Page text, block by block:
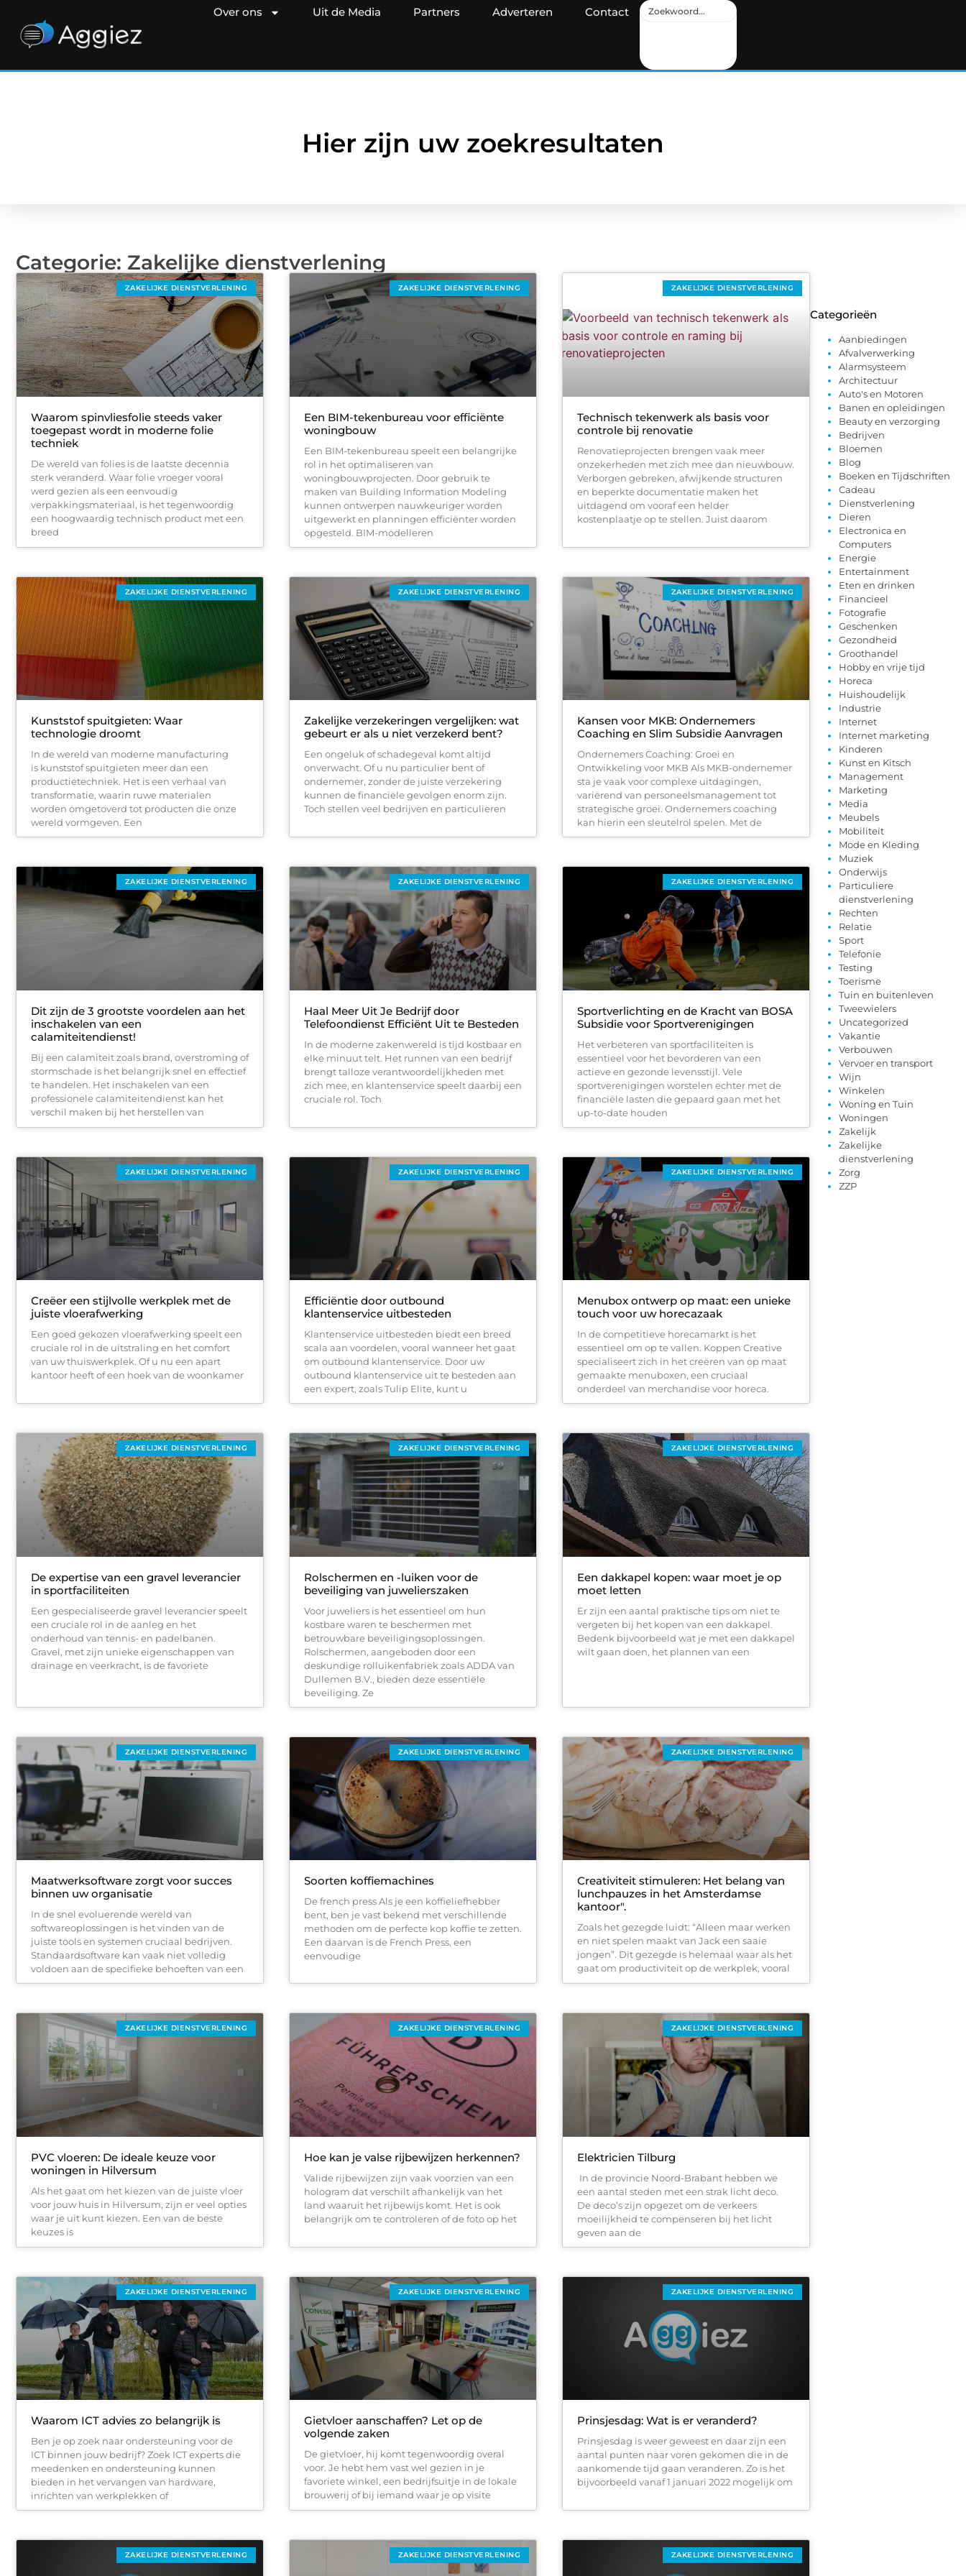
Over ons Uit de Media Partners Adverteren Contact
Hier zijn uw zoekresultaten
Categorie: Zakelijke dienstverlening
ZAKELIJKE DIENSTVERLENING
Waarom spinvliesfolie steeds vaker
toegepast wordt in moderne folie
techniek
De wereld van folies is de laatste decennia
sterk veranderd. Waar folie vroeger vooral
werd gezien als een eenvoudig
verpakkingsmateriaal, is het tegenwoordig
een hoogwaardig technisch product met een
breed
ZAKELIJKE DIENSTVERLENING
Een BIM-tekenbureau voor efficiënte
woningbouw
Een BIM-tekenbureau speelt een belangrijke
rol in het optimaliseren van
woningbouwprojecten. Door gebruik te
maken van Building Information Modeling
kunnen ontwerpen nauwkeuriger worden
uitgewerkt en planningen efficiënter worden
opgesteld. BIM-modelleren
ZAKELIJKE DIENSTVERLENING
Technisch tekenwerk als basis voor
controle bij renovatie
Renovatieprojecten brengen vaak meer
onzekerheden met zich mee dan nieuwbouw.
Verborgen gebreken, afwijkende structuren
en beperkte documentatie maken het
uitdagend om vooraf een helder
kostenplaatje op te stellen. Juist daarom
ZAKELIJKE DIENSTVERLENING
Kunststof spuitgieten: Waar
technologie droomt
In de wereld van moderne manufacturing
is kunststof spuitgieten meer dan een
productietechniek. Het is een verhaal van
transformatie, waarin ruwe materialen
worden omgetoverd tot producten die onze
wereld vormgeven. Een
ZAKELIJKE DIENSTVERLENING
Zakelijke verzekeringen vergelijken: wat
gebeurt er als u niet verzekerd bent?
Een ongeluk of schadegeval komt altijd
onverwacht. Of u nu particulier bent of
ondernemer, zonder de juiste verzekering
kunnen de financiële gevolgen enorm zijn.
Toch stellen veel bedrijven en particulieren
ZAKELIJKE DIENSTVERLENING
Kansen voor MKB: Ondernemers
Coaching en Slim Subsidie Aanvragen
Ondernemers Coaching: Groei en
Ontwikkeling voor MKB Als MKB-ondernemer
sta je vaak voor complexe uitdagingen,
variërend van personeelsmanagement tot
strategische groei. Ondernemers coaching
kan hierin een sleutelrol spelen. Met de
ZAKELIJKE DIENSTVERLENING
Dit zijn de 3 grootste voordelen aan het
inschakelen van een
calamiteitendienst!
Bij een calamiteit zoals brand, overstroming of
stormschade is het belangrijk snel en effectief
te handelen. Het inschakelen van een
professionele calamiteitendienst kan het
verschil maken bij het herstellen van
ZAKELIJKE DIENSTVERLENING
Haal Meer Uit Je Bedrijf door
Telefoondienst Efficiënt Uit te Besteden
In de moderne zakenwereld is tijd kostbaar en
elke minuut telt. Het runnen van een bedrijf
brengt talloze verantwoordelijkheden met
zich mee, en klantenservice speelt daarbij een
cruciale rol. Toch
ZAKELIJKE DIENSTVERLENING
Sportverlichting en de Kracht van BOSA
Subsidie voor Sportverenigingen
Het verbeteren van sportfaciliteiten is
essentieel voor het bevorderen van een
actieve en gezonde levensstijl. Vele
sportverenigingen worstelen echter met de
financiële lasten die gepaard gaan met het
up-to-date houden
ZAKELIJKE DIENSTVERLENING
Creëer een stijlvolle werkplek met de
juiste vloerafwerking
Een goed gekozen vloerafwerking speelt een
cruciale rol in de uitstraling en het comfort
van uw thuiswerkplek. Of u nu een apart
kantoor heeft of een hoek van de woonkamer
ZAKELIJKE DIENSTVERLENING
Efficiëntie door outbound
klantenservice uitbesteden
Klantenservice uitbesteden biedt een breed
scala aan voordelen, vooral wanneer het gaat
om outbound klantenservice. Door uw
outbound klantenservice uit te besteden aan
een expert, zoals Tulip Elite, kunt u
ZAKELIJKE DIENSTVERLENING
Menubox ontwerp op maat: een unieke
touch voor uw horecazaak
In de competitieve horecamarkt is het
essentieel om op te vallen. Koppen Creative
specialiseert zich in het creëren van op maat
gemaakte menuboxen, een cruciaal
onderdeel van merchandise voor horeca.
ZAKELIJKE DIENSTVERLENING
De expertise van een gravel leverancier
in sportfaciliteiten
Een gespecialiseerde gravel leverancier speelt
een cruciale rol in de aanleg en het
onderhoud van tennis- en padelbanen.
Gravel, met zijn unieke eigenschappen van
drainage en veerkracht, is de favoriete
ZAKELIJKE DIENSTVERLENING
Rolschermen en -luiken voor de
beveiliging van juwelierszaken
Voor juweliers is het essentieel om hun
kostbare waren te beschermen met
betrouwbare beveiligingsoplossingen.
Rolschermen, aangeboden door een
deskundige rolluikenfabriek zoals ADDA van
Dullemen B.V., bieden deze essentiële
beveiliging. Ze
ZAKELIJKE DIENSTVERLENING
Een dakkapel kopen: waar moet je op
moet letten
Er zijn een aantal praktische tips om niet te
vergeten bij het kopen van een dakkapel.
Bedenk bijvoorbeeld wat je met een dakkapel
wilt gaan doen, het plannen van een
ZAKELIJKE DIENSTVERLENING
Maatwerksoftware zorgt voor succes
binnen uw organisatie
In de snel evoluerende wereld van
softwareoplossingen is het vinden van de
juiste tools en systemen cruciaal bedrijven.
Standaardsoftware kan vaak niet volledig
voldoen aan de specifieke behoeften van een
ZAKELIJKE DIENSTVERLENING
Soorten koffiemachines
De french press Als je een koffieliefhebber
bent, ben je vast bekend met verschillende
methoden om de perfecte kop koffie te zetten.
Een daarvan is de French Press, een
eenvoudige
ZAKELIJKE DIENSTVERLENING
Creativiteit stimuleren: Het belang van
lunchpauzes in het Amsterdamse
kantoor".
Zoals het gezegde luidt: “Alleen maar werken
en niet spelen maakt van Jack een saaie
jongen”. Dit gezegde is helemaal waar als het
gaat om productiviteit op de werkplek, vooral
ZAKELIJKE DIENSTVERLENING
PVC vloeren: De ideale keuze voor
woningen in Hilversum
Als het gaat om het kiezen van de juiste vloer
voor jouw huis in Hilversum, zijn er veel opties
waar je uit kunt kiezen. Een van de beste
keuzes is
ZAKELIJKE DIENSTVERLENING
Hoe kan je valse rijbewijzen herkennen?
Valide rijbewijzen zijn vaak voorzien van een
hologram dat verschilt afhankelijk van het
land waaruit het rijbewijs komt. Het is ook
belangrijk om te controleren of de foto op het
ZAKELIJKE DIENSTVERLENING
Elektricien Tilburg
In de provincie Noord-Brabant hebben we
een aantal steden met een strak licht deco.
De deco’s zijn opgezet om de verkeers
moeilijkheid te compenseren bij het licht
geven aan de
ZAKELIJKE DIENSTVERLENING
Waarom ICT advies zo belangrijk is
Ben je op zoek naar ondersteuning voor de
ICT binnen jouw bedrijf? Zoek ICT experts die
meedenken en ondersteuning kunnen
bieden in het vervangen van hardware,
inrichten van werkplekken of
ZAKELIJKE DIENSTVERLENING
Gietvloer aanschaffen? Let op de
volgende zaken
De gietvloer, hij komt tegenwoordig overal
voor. Je hebt hem vast wel gezien in je
favoriete winkel, een bedrijfsuitje in de lokale
brouwerij of bij iemand waar je op visite
ZAKELIJKE DIENSTVERLENING
Prinsjesdag: Wat is er veranderd?
Prinsjesdag is weer geweest en daar zijn een
aantal punten naar voren gekomen die in de
aankomende tijd gaan veranderen. Zo is het
bijvoorbeeld vanaf 1 januari 2022 mogelijk om
ZAKELIJKE DIENSTVERLENING ZAKELIJKE DIENSTVERLENING ZAKELIJKE DIENSTVERLENING
Categorieën
Aanbiedingen
Afvalverwerking
Alarmsysteem
Architectuur
Auto's en Motoren
Banen en opleidingen
Beauty en verzorging
Bedrijven
Bloemen
Blog
Boeken en Tijdschriften
Cadeau
Dienstverlening
Dieren
Electronica en
Computers
Energie
Entertainment
Eten en drinken
Financieel
Fotografie
Geschenken
Gezondheid
Groothandel
Hobby en vrije tijd
Horeca
Huishoudelijk
Industrie
Internet
Internet marketing
Kinderen
Kunst en Kitsch
Management
Marketing
Media
Meubels
Mobiliteit
Mode en Kleding
Muziek
Onderwijs
Particuliere
dienstverlening
Rechten
Relatie
Sport
Telefonie
Testing
Toerisme
Tuin en buitenleven
Tweewielers
Uncategorized
Vakantie
Verbouwen
Vervoer en transport
Wijn
Winkelen
Woning en Tuin
Woningen
Zakelijk
Zakelijke
dienstverlening
Zorg
ZZP